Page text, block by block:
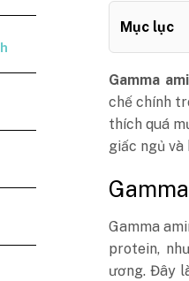
Mục lục
Gamma
chế chính
thích quá
giấc ngủ và
Gamma
protein,
ương. Đây